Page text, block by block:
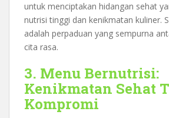
untuk menciptakan hidangan sehat
nutrisi tinggi dan kenikmatan kuliner.
adalah perpaduan yang sempurna
cita rasa.
3. Menu Bernutrisi:
Kenikmatan Sehat
Kompromi